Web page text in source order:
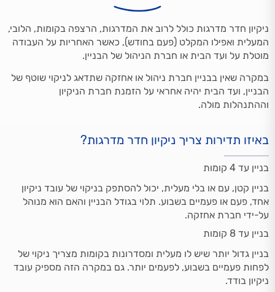
ניקיון חדר מדרגות כולל לרוב את המדרגות, הרצפה בקומות, הלובי,
המעלית ואפילו המקלט (פעם בחודש), כאשר האחריות על העבודה
מוטלת על ועד הבית או חברת הניהול של הבניין.
במקרה שאין בבניין חברת ניהול או אחזקה שתדאג לניקוי שוטף של
הבניין, ועד הבית יהיה אחראי על הזמנת חברת הניקיון
וההתנהלות מולה.
באיזו תדירות צריך ניקיון חדר מדרגות?
בניין עד 4 קומות
בניין קטן, עם או בלי מעלית, יכול להסתפק בניקוי של עובד ניקיון
אחד, פעם או פעמיים בשבוע. תלוי בגודל הבניין והאם הוא מנוהל
על-ידי חברת אחזקה.
בניין עד 8 קומות
בניין גדול יותר שיש לו מעלית ומסדרונות בקומות מצריך ניקוי של
לפחות פעמיים בשבוע, לפעמים יותר. גם במקרה הזה מספיק עובד
ניקיון בודד.